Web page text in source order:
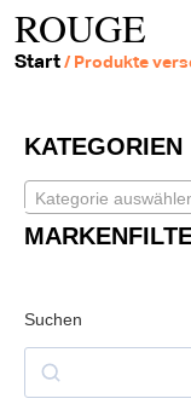
ROUGE
Start/ Produkte
KATEGORIEN
Kategorie
Suchen